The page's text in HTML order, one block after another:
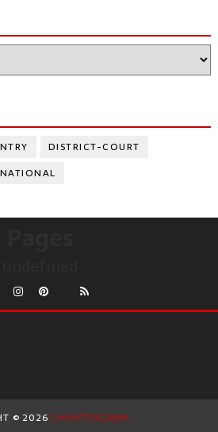
DISTRICT-COURT
NATIONAL
©2026 CHHATTISGARH